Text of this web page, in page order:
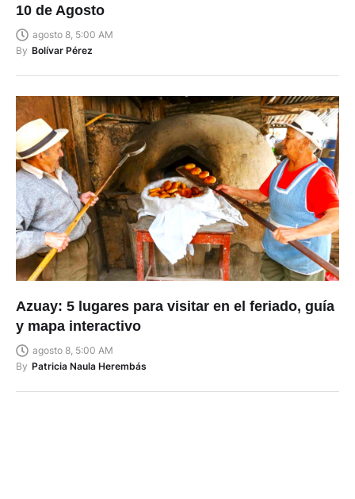
10 de Agosto
agosto 8, 5:00 AM
By Bolívar Pérez
Azuay: 5 lugares para visitar en el feriado, guía
y mapa interactivo
agosto 8, 5:00 AM
By Patricia Naula Herembás